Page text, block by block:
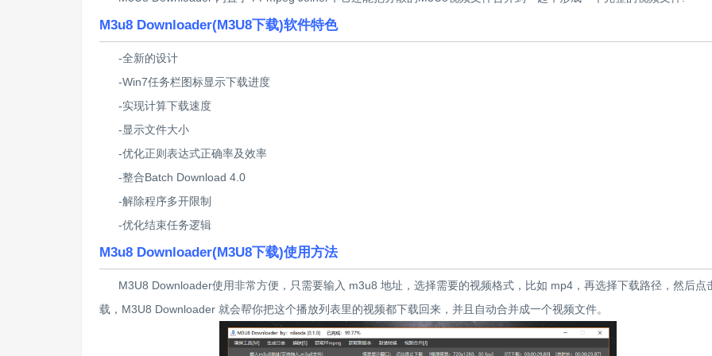
M3u8 Downloader(M3U8下载)软件特色
-全新的设计
-Win7任务栏图标显示下载进度
-实现计算下载速度
-显示文件大小
-优化正则表达式正确率及效率
-整合Batch Download 4.0
-解除程序多开限制
-优化结束任务逻辑
M3u8 Downloader(M3U8下载)使用方法
M3U8 Downloader使用非常方便，只需要输入 m3u8 地址，选择需要的视频格式，比如 mp4，再选择下载路径，然后点
载，M3U8 Downloader 就会帮你把这个播放列表里的视频都下载回来，并且自动合并成一个视频文件。